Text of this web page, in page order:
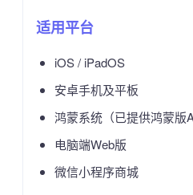
适用平台
iOS / iPadOS
安卓手机及平板
鸿蒙系统（已提供鸿蒙版
电脑端Web版
微信小程序商城